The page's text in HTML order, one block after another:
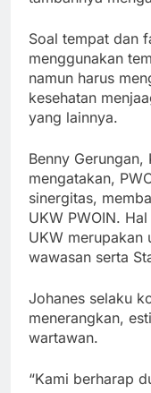
Soal tempat dan
menggunakan
namun harus
kesehatan
yang lainnya.
Benny Gerungan,
mengatakan,
sinergitas,
UKW PWOIN.
UKW merupakan
wawasan serta
Johanes selaku
menerangkan,
wartawan.
“Kami berharap